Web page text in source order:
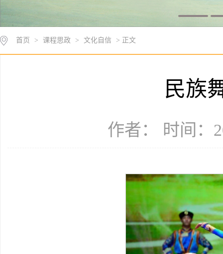
首页 > 课程思政 > 文化自信 > 正文
民族
作者： 时间：